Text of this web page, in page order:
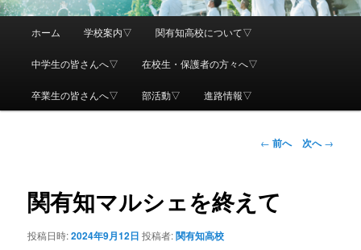
ュ
メ
イ
ン
テ
ン
ホーム 学校案内▽ 関有知高校について▽
中学生の皆さんへ▽ 在校生・保護者の方々へ▽
卒業生の皆さんへ▽ 部活動▽ 進路情報▽
投
ビ
ゲ
← 前へ 次へ→
関有知マルシェを終えて
投稿日時:2024年9月12日 投稿者:関有知高校